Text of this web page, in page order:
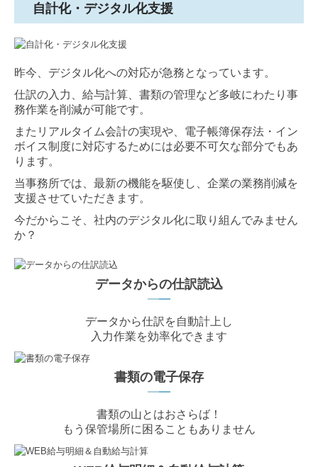
自計化・デジタル化支援
昨今、デジタル化への対応が急務となっています。
仕訳の入力、給与計算、書類の管理など多岐にわたり事
務作業を削減が可能です。
またリアルタイム会計の実現や、電子帳簿保存法・イン
ボイス制度に対応するためには必要不可欠な部分でもあ
ります。
当事務所では、最新の機能を駆使し、企業の業務削減を
支援させていただきます。
今だからこそ、社内のデジタル化に取り組んでみません
か？
データからの仕訳読込
━━
データから仕訳を自動計上し
入力作業を効率化できます
書類の電子保存
━━
書類の山とはおさらば！
もう保管場所に困ることもありません